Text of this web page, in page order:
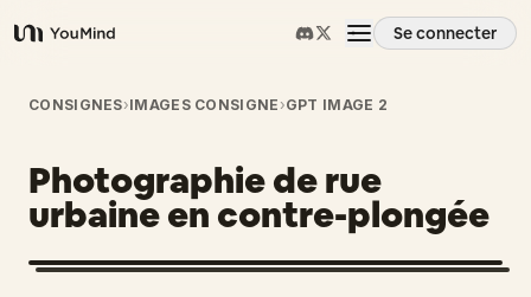
YouMind
Se connecter
Aperçu
Cas d'usage
Compétences
CONSIGNES›IMAGES CONSIGNE ›GPT IMAGE 2
Photographie de rue
urbaine en contre-plongée